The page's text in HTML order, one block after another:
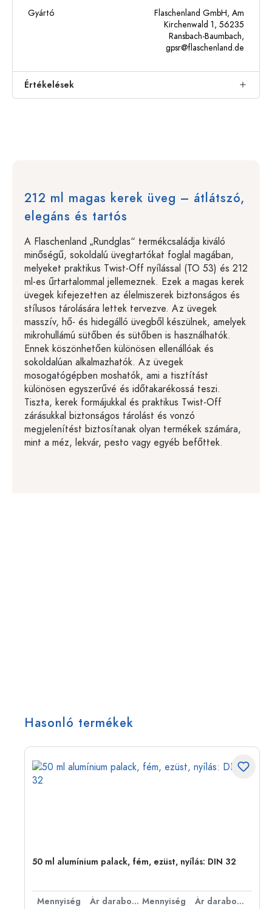
Gyártó
Flaschenland GmbH, Am
Kirchenwald 1, 56235
Ransbach-Baumbach,
gpsr@flaschenland.de
Értékelések
212 ml magas kerek üveg – átlátszó,
elegáns és tartós
A Flaschenland „Rundglas“ termékcsaládja kiváló
minőségű, sokoldalú üvegtartókat foglal magában,
melyeket praktikus Twist-Off nyílással (TO 53) és 212
ml-es űrtartalommal jellemeznek. Ezek a magas kerek
üvegek kifejezetten az élelmiszerek biztonságos és
stílusos tárolására lettek tervezve. Az üvegek
masszív, hő- és hidegálló üvegből készülnek, amelyek
mikrohullámú sütőben és sütőben is használhatók.
Ennek köszönhetően különösen ellenállóak és
sokoldalúan alkalmazhatók. Az üvegek
mosogatógépben moshatók, ami a tisztítást
különösen egyszerűvé és időtakarékossá teszi.
Tiszta, kerek formájukkal és praktikus Twist-Off
zárásukkal biztonságos tárolást és vonzó
megjelenítést biztosítanak olyan termékek számára,
mint a méz, lekvár, pesto vagy egyéb befőttek.
Hasonló termékek
50 ml alumínium palack, fém, ezüst, nyílás: DIN 32
Mennyiség Ár darabonként Mennyiség
Ár darabonként